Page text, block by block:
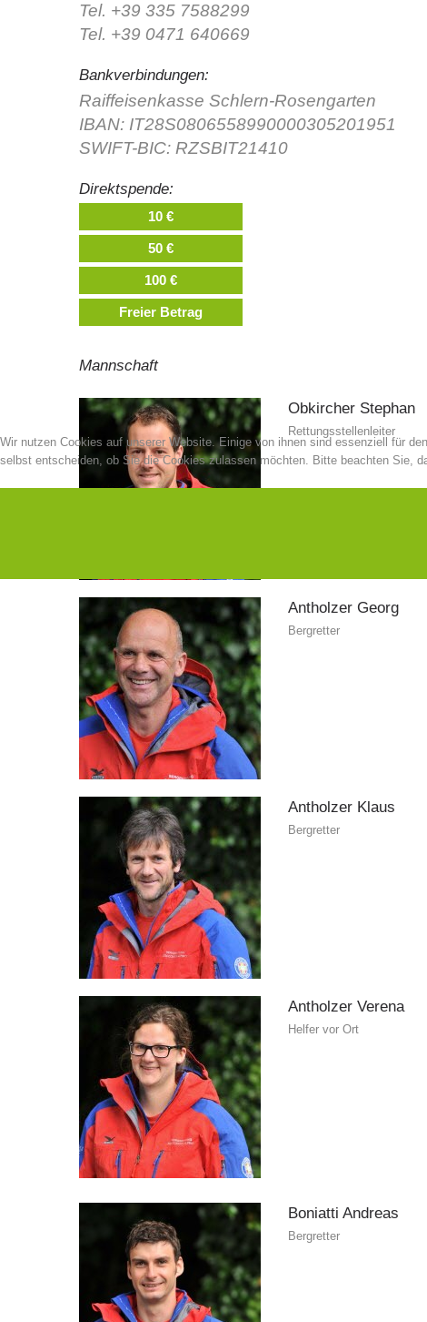
Tel. +39 335 7588299
Tel. +39 0471 640669
Bankverbindungen:
Raiffeisenkasse Schlern-Rosengarten
IBAN: IT28S0806558990000305201951
SWIFT-BIC: RZSBIT21410
Direktspende:
10 €
50 €
100 €
Freier Betrag
Mannschaft
Obkircher Stephan
Rettungsstellenleiter
Antholzer Georg
Bergretter
Antholzer Klaus
Bergretter
Antholzer Verena
Helfer vor Ort
Boniatti Andreas
Bergretter
Wir nutzen Cookies auf unserer Website. Einige von ihnen sind essenziell für
selbst entscheiden, ob Sie die Cookies zulassen möchten. Bitte beachten Sie,